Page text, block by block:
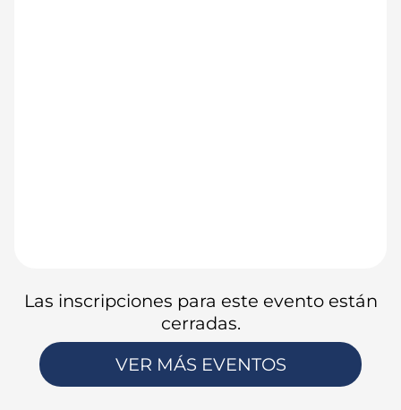
Las inscripciones para este evento están
cerradas.
VER MÁS EVENTOS